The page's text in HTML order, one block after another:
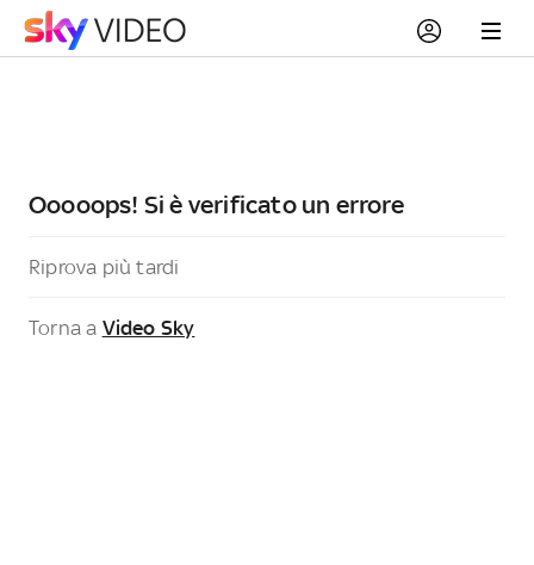
Ooooops! Si è verificato un errore
Riprova più tardi
Torna a Video Sky